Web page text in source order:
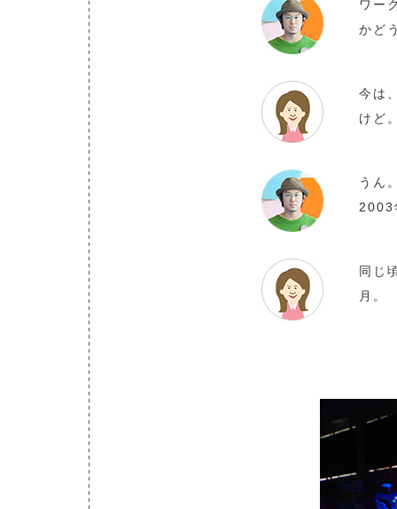
ワー
かど
今は
けど
うん
2003
同じ
月。